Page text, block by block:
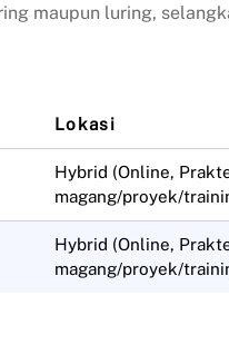
maupun luring,
Lokasi
Hybrid (Online,
magang/proyek/
Hybrid (Online,
magang/proyek/